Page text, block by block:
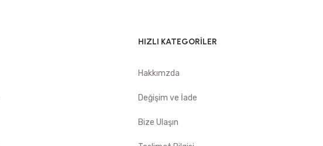
HIZLI KATEGORİLER
Hakkımzda
Değişim ve İade
Bize Ulaşın